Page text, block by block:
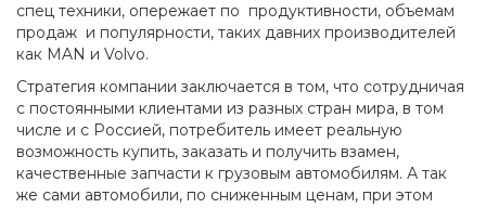
спец техники, опережает по продуктивности, объемам
продаж и популярности, таких давних производителей
как MAN и Volvo.
Стратегия компании заключается в том, что сотрудничая
с постоянными клиентами из разных стран мира, в том
числе и с Россией, потребитель имеет реальную
возможность купить, заказать и получить взамен,
качественные запчасти к грузовым автомобилям. А так
же сами автомобили, по сниженным ценам, при этом